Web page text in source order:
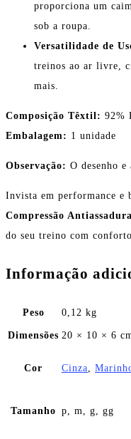
proporciona um
sob a roupa.
Versatilidade de
treinos ao ar livre,
mais.
Composição Têxtil: 92%
Embalagem: 1 unidade
Observação: O desenho
Invista em performance e
Compressão
do seu treino com
Informação
Peso 0,12 kg
Dimensões 20 × 10 × 6
Cor Cinza,
Tamanho p, m, g, gg